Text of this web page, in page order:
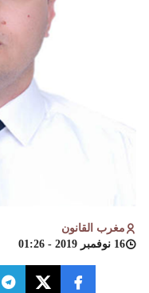
مغرب القانون
16 نوفمبر 2019 - 01:26